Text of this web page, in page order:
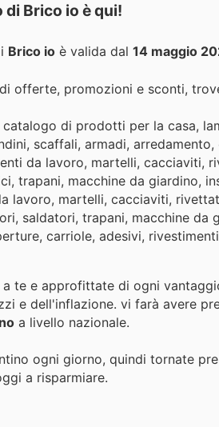
di Brico io è qui!
Brico io è valida dal 14 maggio
di offerte, promozioni e sconti,
catalogo di prodotti per la casa,
scaffali, armadi,
da lavoro, martelli, cacciaviti,
trapani, macchine da giardino,
lavoro, martelli, cacciaviti,
saldatori, trapani, macchine
carriole, adesivi,
te e approfittate di ogni
e dell'inflazione. vi farà avere
a livello nazionale.
ogni giorno, quindi tornate
a risparmiare.